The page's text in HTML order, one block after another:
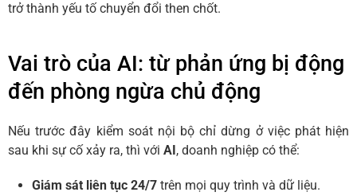
trở thành yếu tố chuyển đổi then chốt.
Vai trò của AI: từ phản ứng bị động
đến phòng ngừa chủ động
Nếu trước đây kiểm soát nội bộ chỉ dừng ở việc phát hiện
sau khi sự cố xảy ra, thì với AI , doanh nghiệp có thể:
Giám sát liên tục 24/7 trên mọi quy trình và dữ liệu.